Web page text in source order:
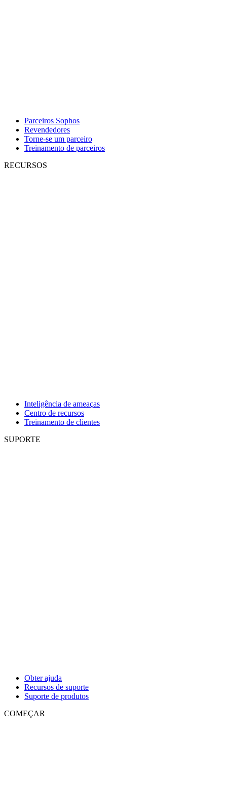
Parceiros Sophos
Revendedores
Torne-se um parceiro
Treinamento de parceiros
RECURSOS
Inteligência de ameaças
Centro de recursos
Treinamento de clientes
SUPORTE
Obter ajuda
Recursos de suporte
Suporte de produtos
COMEÇAR